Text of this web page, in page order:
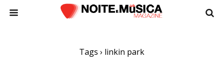
Tags › linkin park